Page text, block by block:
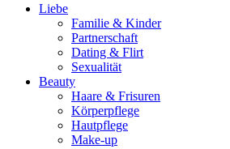
Liebe
Familie & Kinder
Partnerschaft
Dating & Flirt
Sexualität
Beauty
Haare & Frisuren
Körperpflege
Hautpflege
Make-up